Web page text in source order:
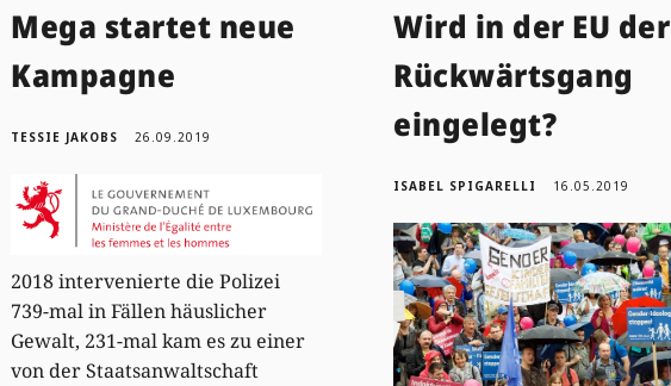
Mega startet neue
Kampagne
TESSIE JAKOBS 26.09.2019
2018 intervenierte die Polizei
739-mal in Fällen häuslicher
Gewalt, 231-mal kam es zu einer
von der Staatsanwaltschaft
Wird in der EU der
Rückwärtsgang
eingelegt?
ISABEL SPIGARELLI 16.05.2019